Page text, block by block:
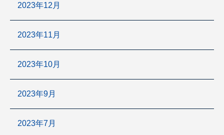
2023年12月
2023年11月
2023年10月
2023年9月
2023年7月